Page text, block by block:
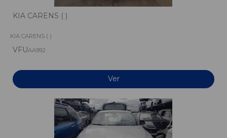
KIA CARENS ( )
KIA CARENS ( )
VFUAA992
Ver